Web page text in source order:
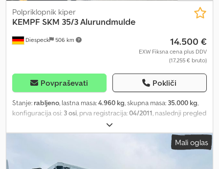
Diespeck 506 km
Polpriklopnik kiper
KEMPF SKM 35/3 Alurundmulde
14.500 €
EXW Fiksna cena plus DDV
(17.255 € bruto)
Povpraševati Pokliči
Stanje: rabljeno, lastna masa:4.960 kg, skupna masa: 35.000 kg,
konfiguracija osi: 3 osi, prva registracija:04/2011, naslednji pregled
, dolžina tovornega prostora:
tovornega prostora:2.350 mm, višina nakladalnega prostora:1.600
, velikost pnevmatike:
, EBS kolutna zavora nosilnost 30.040 kg vzmetenje s
Mali oglas